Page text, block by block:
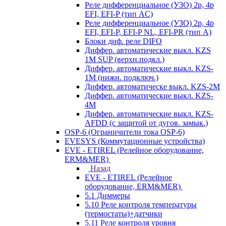
Реле дифференциальное (УЗО) 2р, 4р
EFI, EFI-P (тип AС)
Реле дифференциальное (УЗО) 2р, 4р
EFI, EFI-P, EFI-P NL, EFI-PR (тип A)
Блоки диф. реле DIFO
Диффер. автоматические выкл. KZS
1M SUP (верхн.подкл.)
Диффер. автоматические выкл. KZS-
1M (нижн. подключ.)
Диффер. автоматическе выкл. KZS-2M
Диффер. автоматические выкл. KZS-
4M
Диффер. автоматические выкл. KZS-
AFDD (с защитой от дугов. замык.)
OSP-6 (Ограничители тока OSP-6)
EVESYS (Коммутационные устройства)
EVE - ETIREL (Релейное оборудование,
ERM&MER)
Назад
EVE - ETIREL (Релейное
оборудование, ERM&MER)
5.1 Диммеры
5.10 Реле контроля температуры
(термостаты)+датчики
5.11 Реле контроля уровня